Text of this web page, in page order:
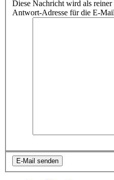
Diese Nachricht wird als
Antwort-Adresse für die E-